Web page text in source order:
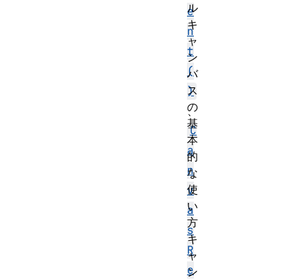
e
n
t
(
)
、
C
a
n
v
a
s
R
e
ル
キ
ャ
ン
バ
ス
の
基
本
的
な
使
い
方
キ
ャ
ン